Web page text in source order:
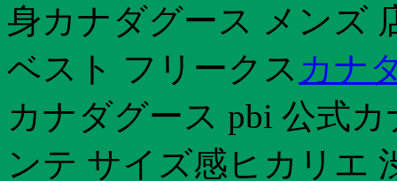
身カナダグース メンズ
ベスト フリークス カナ
カナダグース pbi 公式
ンテ サイズ感ヒカリエ